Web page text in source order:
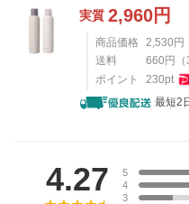
実質 2,960円
商品価格 2,530 円
送料
660 円 （
ポイント
230pt
最短2
4.27
5
4
3